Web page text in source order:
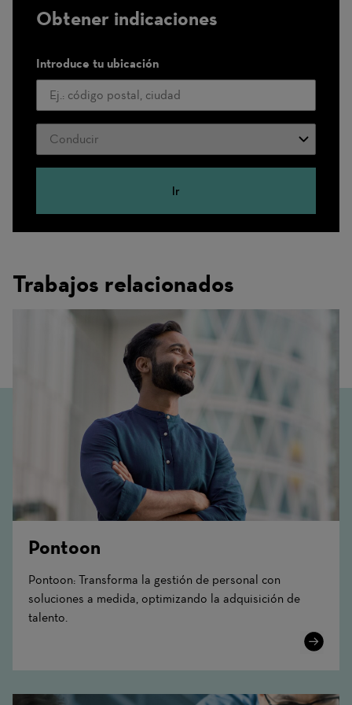
Obtener indicaciones
Introduce tu ubicación
Modo
de
transporte
Ir
Trabajos relacionados
Pontoon
Pontoon: Transforma la gestión de personal con
soluciones a medida, optimizando la adquisición de
talento.
Learn